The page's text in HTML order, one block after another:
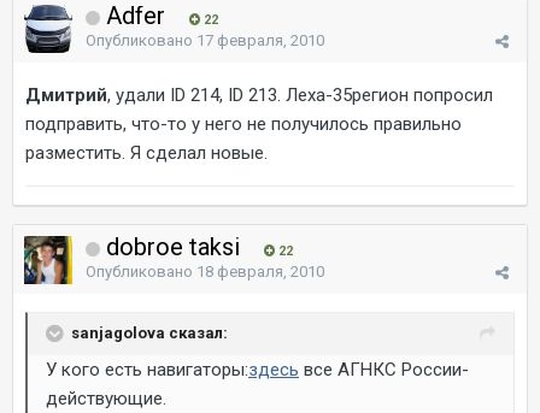
Adfer 22
Опубликовано 17 февраля, 2010
Дмитрий, удали ID 214, ID 213. Леха-35регион попросил
подправить, что-то у него не получилось правильно
разместить. Я сделал новые.
dobroe taksi 22
Опубликовано 18 февраля, 2010
sanjagolova сказал:
У кого есть навигаторы:здесь все АГНКС России-
действующие.